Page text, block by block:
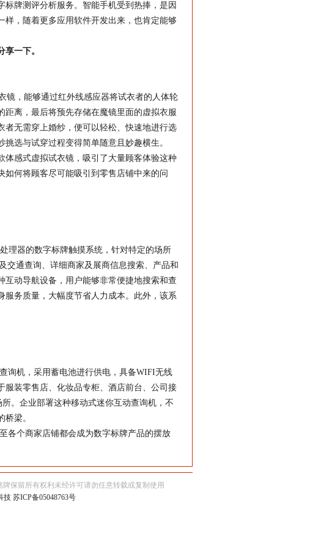
标牌测评分析服务。智能手机受到热捧，是因
样，随着更多应用软件开发出来，也肯定能够
享一下。
镜，能够通过红外线感应器将试衣者的人体轮
离，最后将预先存储在魔镜里面的虚拟衣服
者无需穿上婚纱，便可以轻松、快速地进行选
选与试穿过程变得简单随意且妙趣横生。
体感式虚拟试衣镜，吸引了大量顾客体验这种
何将顾客尽可能吸引到零售店铺中来的问
理器的数字标牌触摸系统，针对特定的场所
交通查询、详细商家及展商信息搜索、产品和
动导航设备，用户能够非常便捷地搜索和查
服务质量，大幅度节省人力成本。此外，该系
询机，采用蓄电池进行供电，具备WIFI无线
服装零售店、化妆品专柜、酒店前台、公司接
。企业部署这种移动式迷你互动查询机，不
梁。
个商家店铺都会成为数字标牌产品的摆放
保留所有权利未经许可请勿任意转载或复制使用
技 苏ICP备05048763号